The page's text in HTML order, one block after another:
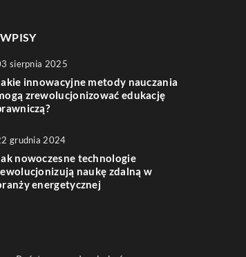
sierpnia 2025
innowacyjne metody nauczania
zrewolucjonizować edukację
grudnia 2024
nowoczesne technologie
naukę zdalną w
energetycznej